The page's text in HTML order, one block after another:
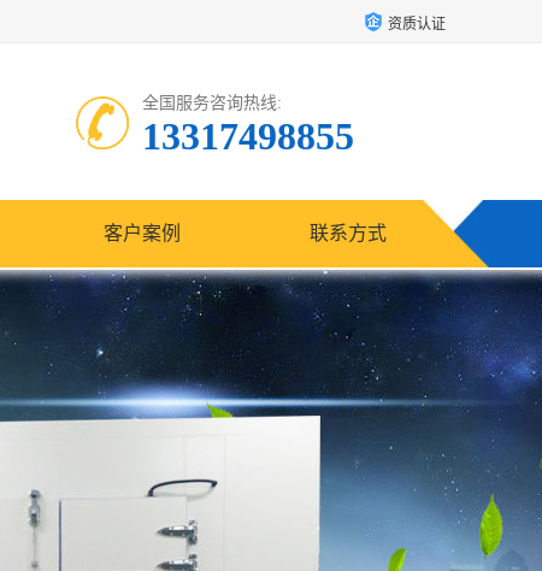
资质认证
全国服务咨询热线:
13317498855
客户案例 联系方式